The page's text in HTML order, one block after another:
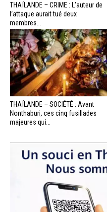
THAÏLANDE – CRIME : L’auteur de
l’attaque aurait tué deux
membres...
THAÏLANDE – SOCIÉTÉ : Avant
Nonthaburi, ces cinq fusillades
majeures qui...